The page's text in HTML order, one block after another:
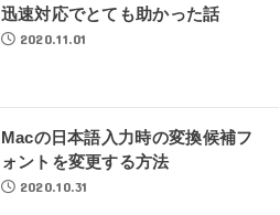
迅速対応でとても助かった話
2020.11.01
Macの日本語入力時の変換候補フ
ォントを変更する方法
2020.10.31